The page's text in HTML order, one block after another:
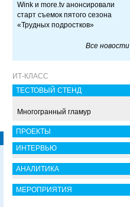
Wink и more.tv анонсировали
старт съемок пятого сезона
«Трудных подростков»
Все новости
ИТ-КЛАСС
ТЕСТОВЫЙ СТЕНД
Многогранный гламур
ПРОЕКТЫ
ИНТЕРВЬЮ
АНАЛИТИКА
МЕРОПРИЯТИЯ